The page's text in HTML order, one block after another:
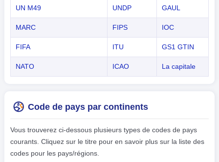
UN M49 UNDP GAUL
MARC FIPS IOC
FIFA ITU GS1 GTIN
NATO ICAO La capitale
Code de pays par continents
Vous trouverez ci-dessous plusieurs types de codes de pays
courants. Cliquez sur le titre pour en savoir plus sur la liste des
codes pour les pays/régions.